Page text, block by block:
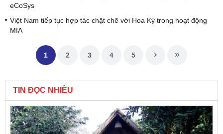
eCoSys
Việt Nam tiếp tục hợp tác chặt chẽ với Hoa Kỳ trong hoạt động
MIA
1 2 3 4 5
TIN ĐỌC NHIỀU